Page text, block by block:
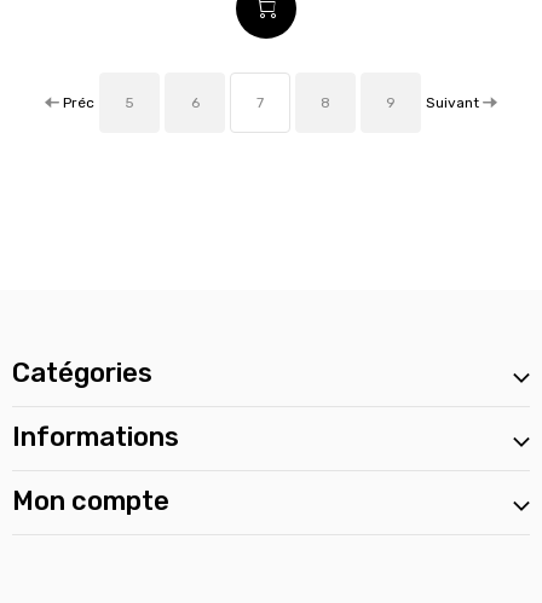
Préc 5 6 7 8 9 Suivant
Catégories
Informations
Mon compte